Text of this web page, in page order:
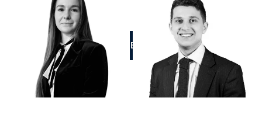
RUFEN SIE UNS AN